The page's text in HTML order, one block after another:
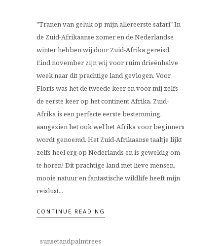
"Tranen van geluk op mijn allereerste safari" In
de Zuid-Afrikaanse zomer en de Nederlandse
winter hebben wij door Zuid-Afrika gereisd.
Eind november zijn wij voor ruim drieënhalve
week naar dit prachtige land gevlogen. Voor
Floris was het de tweede keer en voor mij zelfs
de eerste keer op het continent Afrika. Zuid-
Afrika is een perfecte eerste bestemming,
aangezien het ook wel het Afrika voor beginners
wordt genoemd. Het Zuid-Afrikaanse taaltje lijkt
zelfs heel erg op Nederlands en is geweldig om
te horen! Dit prachtige land met lieve mensen,
mooie natuur en fantastische wildlife heeft mijn
reislust...
CONTINUE READING
sunsetandpalmtrees